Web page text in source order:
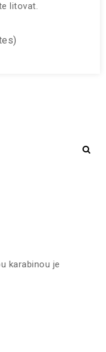
litovat.
karabinou je